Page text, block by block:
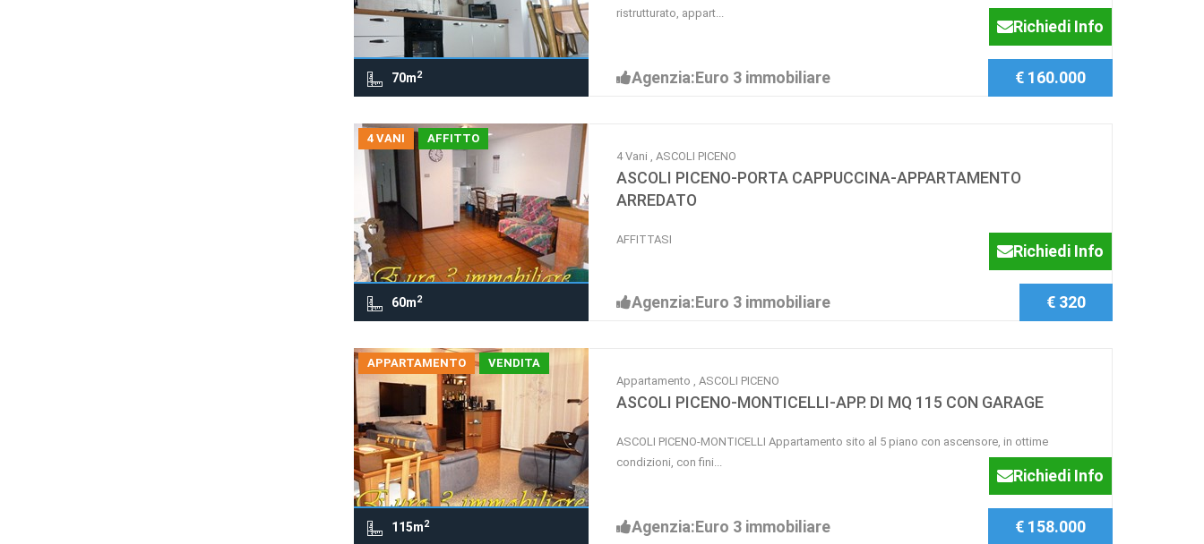
70m2
ristrutturato, appart...
Richiedi Info
Agenzia:Euro 3 immobiliare € 160.000
4 VANI AFFITTO
60m2
4 Vani , ASCOLI PICENO
ASCOLI PICENO-PORTA CAPPUCCINA-APPARTAMENTO
ARREDATO
AFFITTASI
Richiedi Info
Agenzia:Euro 3 immobiliare € 320
APPARTAMENTO VENDITA
115m2
Appartamento , ASCOLI PICENO
ASCOLI PICENO-MONTICELLI-APP. DI MQ 115 CON GARAGE
ASCOLI PICENO-MONTICELLI Appartamento sito al 5 piano con ascensore, in ottime
condizioni, con fini...
Richiedi Info
Agenzia:Euro 3 immobiliare € 158.000